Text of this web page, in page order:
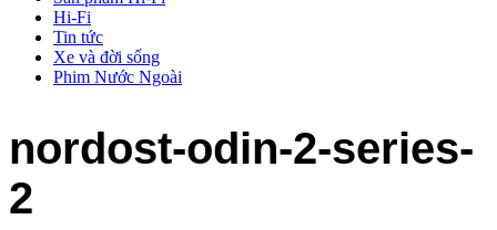
Hi-Fi
Tin tức
Xe và đời sống
Phim Nước Ngoài
nordost-odin-2-series-
2